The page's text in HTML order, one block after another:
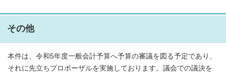
その他
本件は、令和5年度一般会計予算へ予算の審議を図る予定であり、
それに先立ちプロポーザルを実施しております。議会での議決を